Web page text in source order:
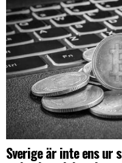
Sverige är inte ens ur